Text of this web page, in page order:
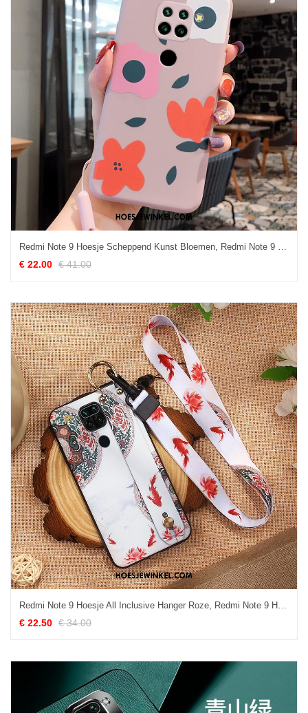
Redmi Note 9 Hoesje Scheppend Kunst Bloemen, Redmi Note 9 Hoesje Zacht All Inclusive Beige
€ 22.00 € 41.00
Redmi Note 9 Hoesje All Inclusive Hanger Roze, Redmi Note 9 Hoesje Rood Hoes Beige
€ 22.50 € 34.00